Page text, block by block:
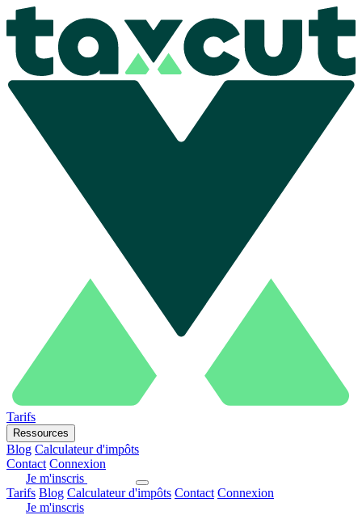
Tarifs
Ressources
Blog Calculateur d'impôts
Contact Connexion
Je m'inscris
Tarifs Blog Calculateur d'impôts Contact Connexion
Je m'inscris